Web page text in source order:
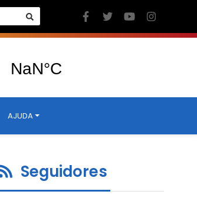
AJUDA
Seguidores